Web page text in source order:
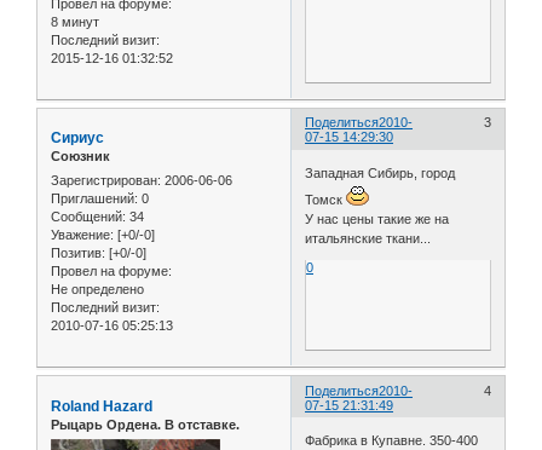
Провел на форуме:
8 минут
Последний визит:
2015-12-16 01:32:52
Поделиться 3
2010-
07-15 14:29:30
Сириус
Союзник
Зарегистрирован: 2006-06-06
Приглашений: 0
Сообщений: 34
Уважение: [+0/-0]
Позитив: [+0/-0]
Провел на форуме:
Не определено
Последний визит:
2010-07-16 05:25:13
Западная Сибирь, город
Томск
У нас цены такие же на
итальянские ткани...
0
Поделиться 4
2010-
07-15 21:31:49
Roland Hazard
Рыцарь Ордена. В отставке.
Фабрика в Купавне. 350-400